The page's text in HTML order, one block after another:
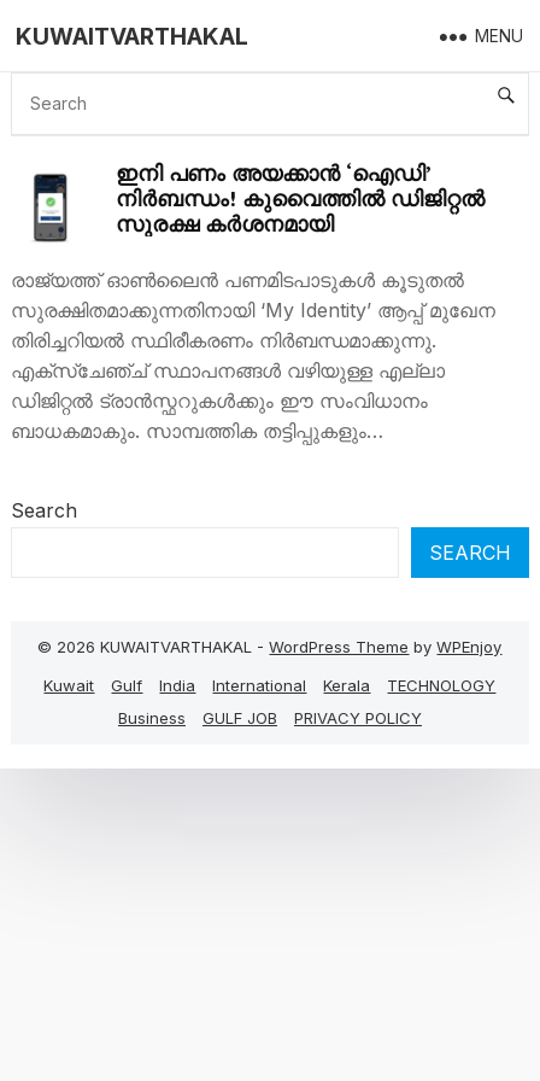
KUWAITVARTHAKAL MENU
MY IDENTITY
ഇനി പണം അയക്കാൻ ‘ഐഡി’
നിർബന്ധം! കുവൈത്തിൽ ഡിജിറ്റൽ
സുരക്ഷ കർശനമായി
രാജ്യത്ത് ഓൺലൈൻ പണമിടപാടുകൾ കൂടുതൽ
സുരക്ഷിതമാക്കുന്നതിനായി ‘My Identity’ ആപ്പ് മുഖേന
തിരിച്ചറിയൽ സ്ഥിരീകരണം നിർബന്ധമാക്കുന്നു.
എക്സ്ചേഞ്ച് സ്ഥാപനങ്ങൾ വഴിയുള്ള എല്ലാ
ഡിജിറ്റൽ ട്രാൻസ്ഫറുകൾക്കും ഈ സംവിധാനം
ബാധകമാകും. സാമ്പത്തിക തട്ടിപ്പുകളും…
Search
SEARCH
© 2026 KUWAITVARTHAKAL -WordPress Theme byWPEnjoy
Kuwait
Gulf India International Kerala
TECHNOLOGY
Business
GULF JOB PRIVACY POLICY